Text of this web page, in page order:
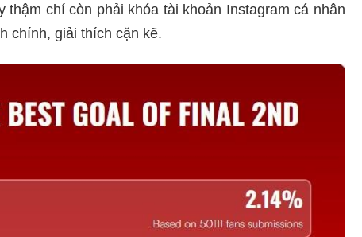
thậm chí còn phải khóa tài khoản Instagram cá nhân
chính, giải thích cặn kẽ.